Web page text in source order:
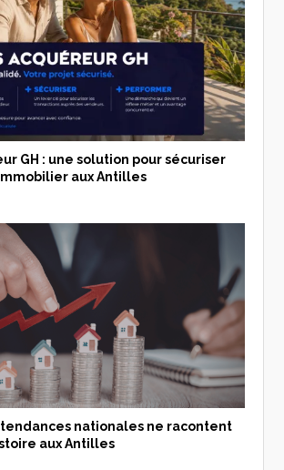
GH : une solution pour sécuriser
aux Antilles
tendances nationales ne racontent
aux Antilles